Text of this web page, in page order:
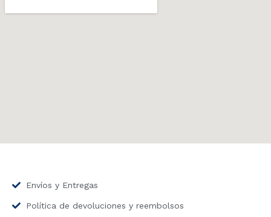
Envíos y Entregas
Política de devoluciones y reembolsos